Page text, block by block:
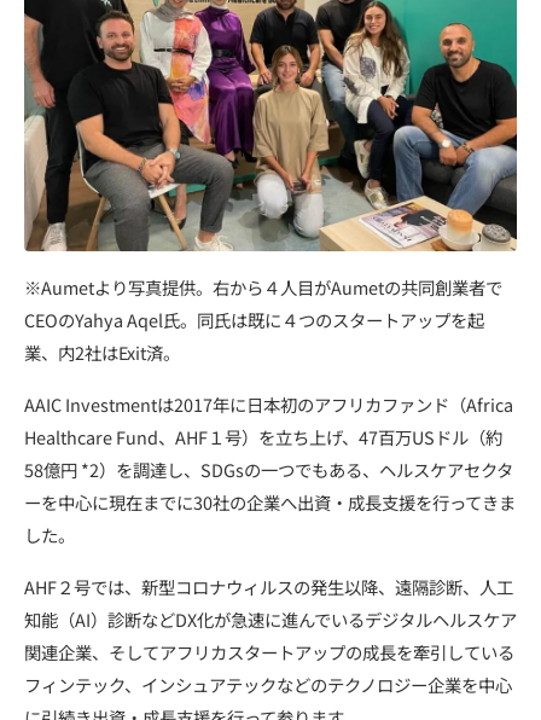
※Aumetより写真提供。右から４人目がAumetの共同創業者で
CEOのYahya Aqel氏。同氏は既に４つのスタートアップを起
業、内2社はExit済。
AAIC Investmentは2017年に日本初のアフリカファンド（Africa
Healthcare Fund、 AHF１号）を立ち上げ、 47百万US ドル（約
58億円*2）を調達し、 SDGsの一つでもある、ヘルスケアセクタ
ーを中心に現在までに30社の企業へ出資・成長支援を行ってきま
した。
AHF２号では、新型コロナウィルスの発生以降、遠隔診断、人工
知能（AI）診断などDX化が急速に進んでいるデジタルヘルスケア
関連企業、そしてアフリカスタートアップの成長を牽引している
フィンテック、インシュアテックなどのテクノロジー企業を中心